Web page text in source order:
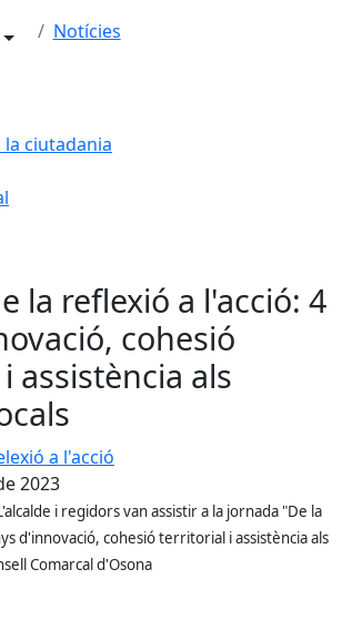
Notícies
ciutadania
la reflexió a l'acció: 4
cohesió
assistència als
a l'acció
2023
i regidors van assistir a la jornada "De la
d'innovació, cohesió territorial i assistència als
Comarcal d'Osona